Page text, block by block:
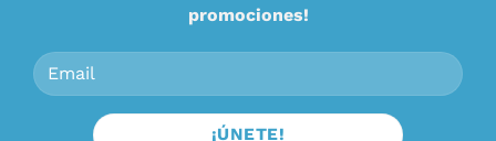
promociones!